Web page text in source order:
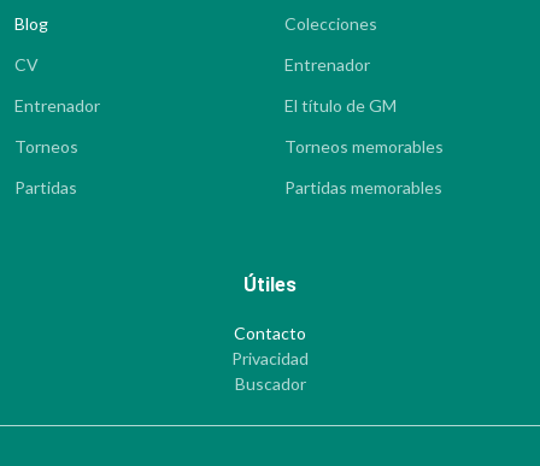
Blog
CV
Entrenador
Torneos
Partidas
Colecciones
Entrenador
El título de GM
Torneos memorables
Partidas memorables
Útiles
Contacto
Privacidad
Buscador